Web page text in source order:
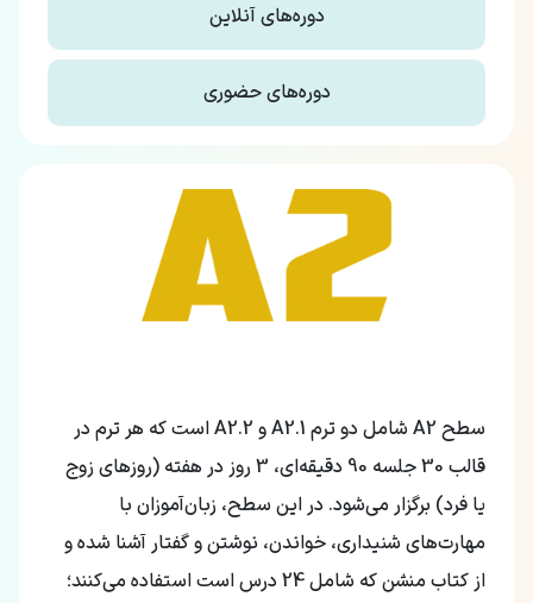
دوره‌های آنلاین
دوره‌های حضوری
سطح A2 شامل دو ترم A2.1 و A2.2 است که هر ترم در
قالب 30 جلسه 90 دقیقه‌ای، 3 روز در هفته (روزهای زوج
یا فرد) برگزار می‌شود. در این سطح، زبان‌آموزان با
مهارت‌های شنیداری، خواندن، نوشتن و گفتار آشنا شده و
از کتاب منشن که شامل 24 درس است استفاده می‌کنند؛